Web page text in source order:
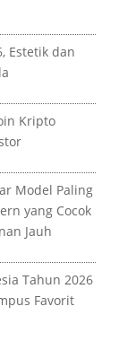
Estetik dan
Kripto
Model Paling
yang Cocok
Jauh
Tahun 2026
Favorit